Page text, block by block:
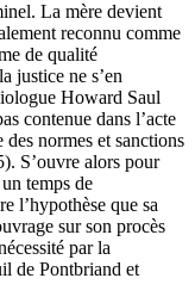
La mère devient
reconnu comme
de qualité
justice ne s’en
Howard Saul
contenue dans l’acte
normes et sanctions
S’ouvre alors pour
temps de
l’hypothèse que sa
sur son procès
par la
de Pontbriand et